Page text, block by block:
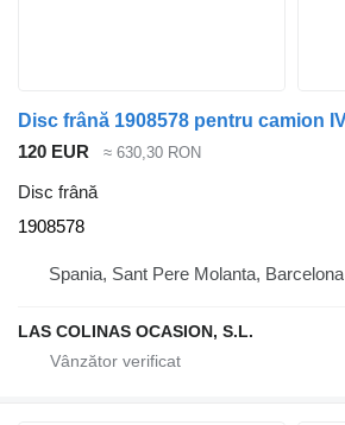
120 EUR ≈ 630,30 RON
Disc frână
1908578
Spania, Sant Pere Molanta, Barcelona
LAS COLINAS OCASION, S.L.